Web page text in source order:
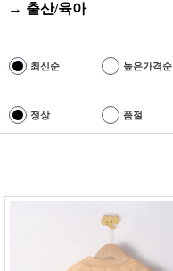
→ 출산/육아
최신순 높은가격순
정상 품절